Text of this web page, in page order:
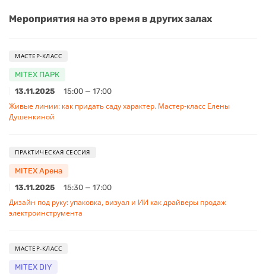
Мероприятия на это время в других залах
МАСТЕР-КЛАСС
MITEX ПАРК
13.11.2025
15:00 — 17:00
Живые линии: как придать саду характер. Мастер-класс Елены
Душенкиной
ПРАКТИЧЕСКАЯ СЕССИЯ
MITEX Арена
13.11.2025
15:30 — 17:00
Дизайн под руку: упаковка, визуал и ИИ как драйверы продаж
электроинструмента
МАСТЕР-КЛАСС
MITEX DIY